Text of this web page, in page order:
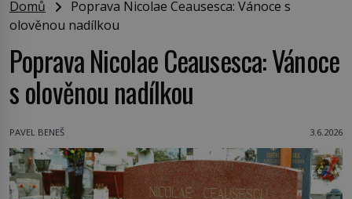
Domů
Poprava Nicolae Ceausesca: Vánoce s
olověnou nadílkou
Poprava Nicolae Ceausesca: Vánoce
s olověnou nadílkou
PAVEL BENEŠ 3.6.2026